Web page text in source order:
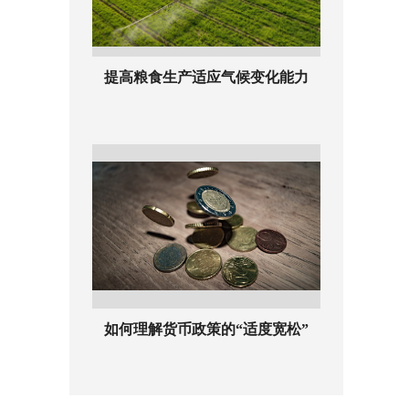
提高粮食生产适应气候变化能力
如何理解货币政策的“适度宽松”